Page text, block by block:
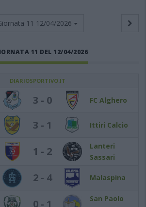
11 12/04/2026
11 DEL 12/04/2026
DIARIOSPORTIVO.IT
3 - 0 FC Alghero
3 - 1 Ittiri Calcio
1 - 2
Lanteri
Sassari
2 - 4 Malaspina
0 - 1
San Paolo